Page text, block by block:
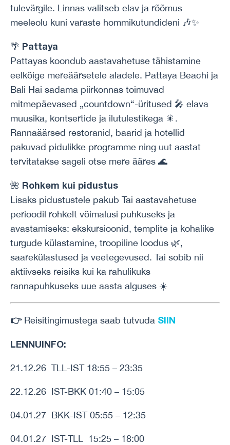
tulevärgile. Linnas valitseb elav ja rõõmus
meeleolu kuni varaste hommikutundideni 🎶✨
🌴 Pattaya
Pattayas koondub aastavahetuse tähistamine
eelkõige mereäärsetele aladele. Pattaya Beachi ja
Bali Hai sadama piirkonnas toimuvad
mitmepäevased „countdown“-üritused 🎤 elava
muusika, kontsertide ja ilutulestikega 🎇.
Rannaäärsed restoranid, baarid ja hotellid
pakuvad pidulikke programme ning uut aastat
tervitatakse sageli otse mere ääres 🌊
🌺 Rohkem kui pidustus
Lisaks pidustustele pakub Tai aastavahetuse
perioodil rohkelt võimalusi puhkuseks ja
avastamiseks: ekskursioonid, templite ja kohalike
turgude külastamine, troopiline loodus 🌿,
saarekülastused ja veetegevused. Tai sobib nii
aktiivseks reisiks kui ka rahulikuks
rannapuhkuseks uue aasta alguses ☀️
👉 Reisitingimustega saab tutvuda SIIN
LENNUINFO:
21.12.26 TLL-IST 18:55 – 23:35
22.12.26 IST-BKK 01:40 – 15:05
04.01.27 BKK-IST 05:55 – 12:35
04.01.27 IST-TLL 15:25 – 18:00